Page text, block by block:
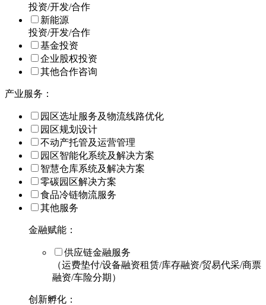
投资/开发/合作
新能源
投资/开发/合作
基金投资
企业股权投资
其他合作咨询
产业服务：
园区选址服务及物流线路优化
园区规划设计
不动产托管及运营管理
园区智能化系统及解决方案
智慧仓库系统及解决方案
零碳园区解决方案
食品冷链物流服务
其他服务
金融赋能：
供应链金融服务
（运费垫付/设备融资租赁/库存融资/贸易代采/商票
融资/车险分期）
创新孵化：